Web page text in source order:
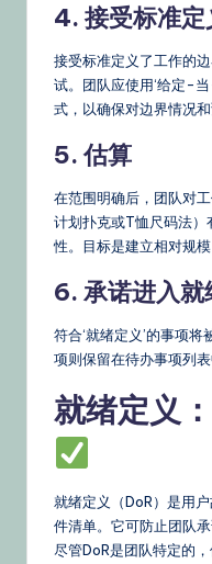
4. 接受标准定
接受标准定义了工作的
试。团队应使用‘给定-
式，以确保对边界情况
5. 估算
在范围明确后，团队对
计划扑克或T恤尺码法
性。目标是建立相对规模
6. 承诺进入就
符合‘就绪定义’的事项将
项则保留在待办事项列
就绪定义
就绪定义（DoR）是用
件清单。它可防止团队
尽管DoR是团队特定的